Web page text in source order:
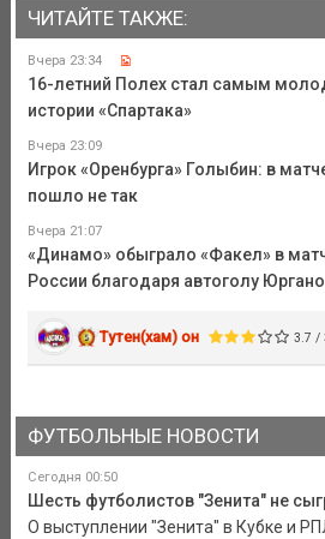
ЧИТАЙТЕ ТАКЖЕ:
Вчера 23:34
16-летний Полех стал самым
истории «Спартака»
Вчера 23:09
Игрок «Оренбурга» Голыбин: в
пошло не так
Вчера 21:07
«Динамо» обыграло «Факел» в
России благодаря автоголу
Тутен(хам) он 3.7 /
ФУТБОЛЬНЫЕ НОВОСТИ
Сегодня 00:50
Шесть футболистов "Зенита" не
О выступлении "Зенита" в Кубке и